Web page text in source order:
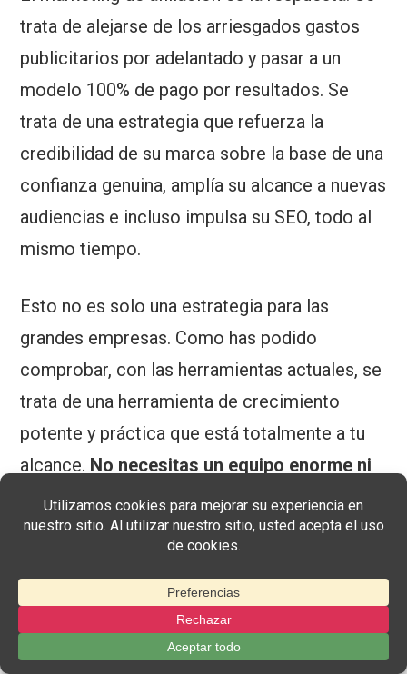
trata de alejarse de los arriesgados gastos
publicitarios por adelantado y pasar a un
modelo 100% de pago por resultados. Se
trata de una estrategia que refuerza la
credibilidad de su marca sobre la base de una
confianza genuina, amplía su alcance a nuevas
audiencias e incluso impulsa su SEO, todo al
mismo tiempo.
Esto no es solo una estrategia para las
grandes empresas. Como has podido
comprobar, con las herramientas actuales, se
trata de una herramienta de crecimiento
potente y práctica que está totalmente a tu
alcance. No necesitas un equipo enorme ni
un presupuesto complejo; solo necesitas la
plataforma adecuada y tus primeros
No tienes por qué resolver los aspectos
técnicos por tu cuenta.Afiliación fácil